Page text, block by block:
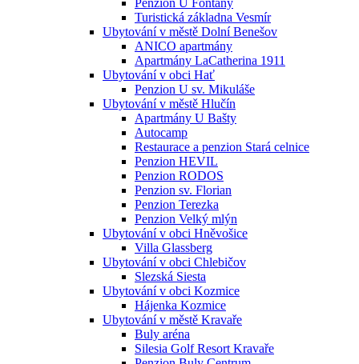
Penzion U Fontány
Turistická základna Vesmír
Ubytování v městě Dolní Benešov
ANICO apartmány
Apartmány LaCatherina 1911
Ubytování v obci Hať
Penzion U sv. Mikuláše
Ubytování v městě Hlučín
Apartmány U Bašty
Autocamp
Restaurace a penzion Stará celnice
Penzion HEVIL
Penzion RODOS
Penzion sv. Florian
Penzion Terezka
Penzion Velký mlýn
Ubytování v obci Hněvošice
Villa Glassberg
Ubytování v obci Chlebičov
Slezská Siesta
Ubytování v obci Kozmice
Hájenka Kozmice
Ubytování v městě Kravaře
Buly aréna
Silesia Golf Resort Kravaře